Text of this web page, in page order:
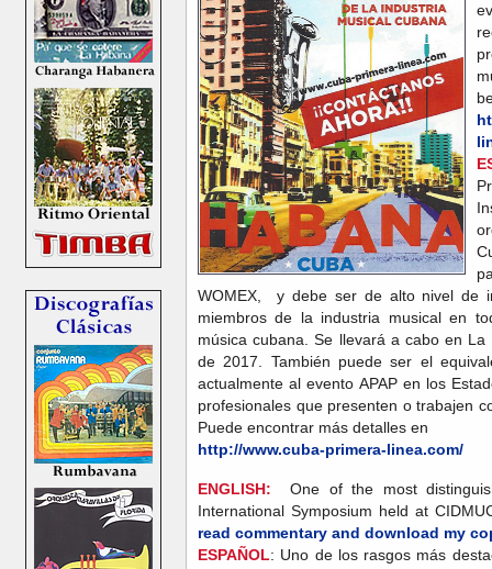
WOMEX, y debe ser de alto nivel de
miembros de la industria musical en
música cubana. Se llevará a cabo en
de 2017. También puede ser el
actualmente al evento APAP en los
profesionales que presenten o trabajen
Puede encontrar más detalles en
http://www.cuba-primera-linea.com/
ENGLISH: One of the most
International Symposium held at
read commentary and download my
ESPAÑOL: Uno de los rasgos más